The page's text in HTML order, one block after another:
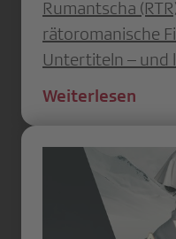
Rumantscha
rätoromanische
Untertiteln – und
Weiterlesen